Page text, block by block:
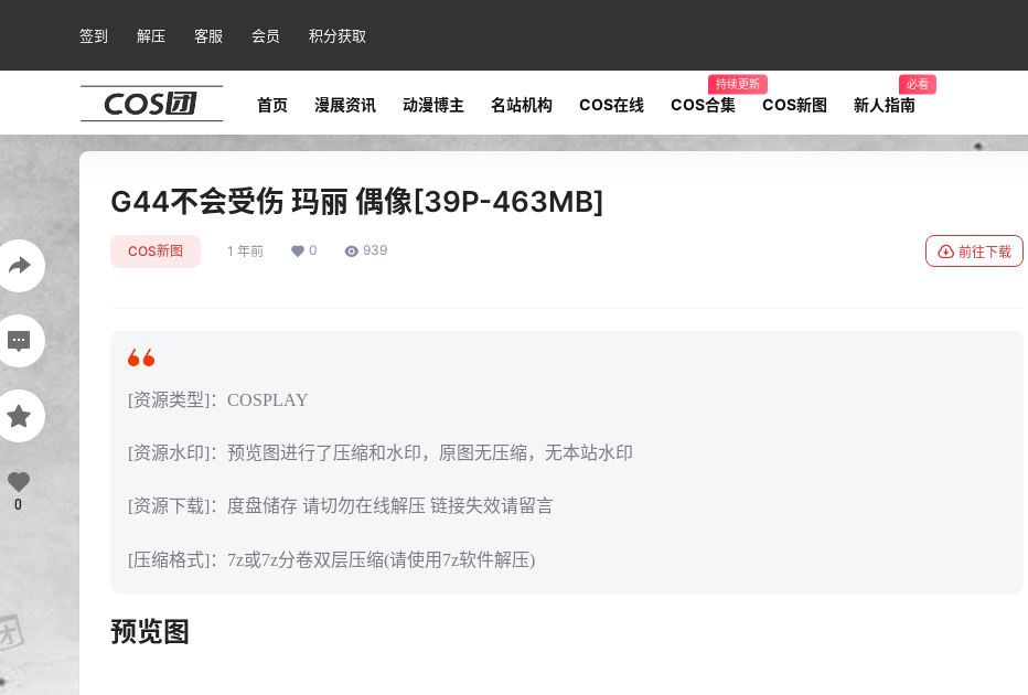
签到 解压 客服 会员 积分获取
首页 漫展资讯 动漫博主 名站机构 COS在线 COS合集
持续更新
COS新图 新人指南
必看
G44不会受伤 玛丽 偶像[39P-463MB]
COS新图 1 年前 0 939 前往下载
[资源类型]：COSPLAY
[资源水印]：预览图进行了压缩和水印，原图无压缩，无本站水印
[资源下载]：度盘储存 请切勿在线解压 链接失效请留言
[压缩格式]：7z或7z分卷双层压缩(请使用7z软件解压)
预览图
0